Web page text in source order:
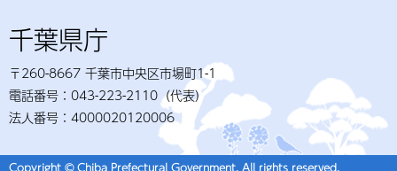
千葉県庁
〒260-8667 千葉市中央区市場町1-1
電話番号：043-223-2110（代表）
法人番号：4000020120006
Copyright © Chiba Prefectural Government. All rights reserved.